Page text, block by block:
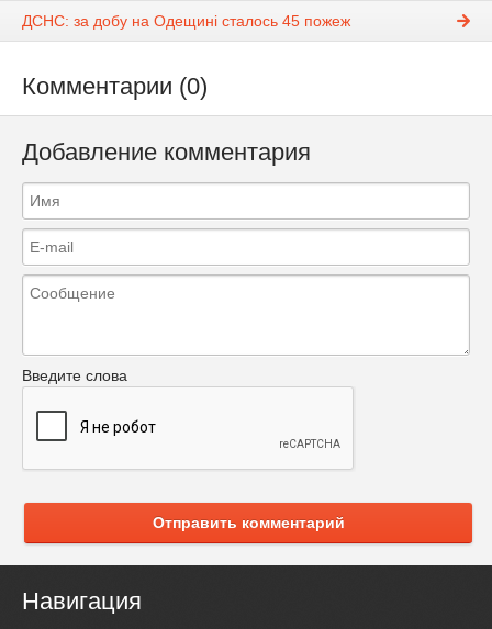
ДСНС: за добу на Одещині сталось 45 пожеж
Комментарии (0)
Добавление комментария
Введите слова
Отправить комментарий
Навигация